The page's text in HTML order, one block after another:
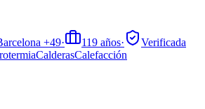
+49· 119 años·
Verificada
CalderasCalefacción